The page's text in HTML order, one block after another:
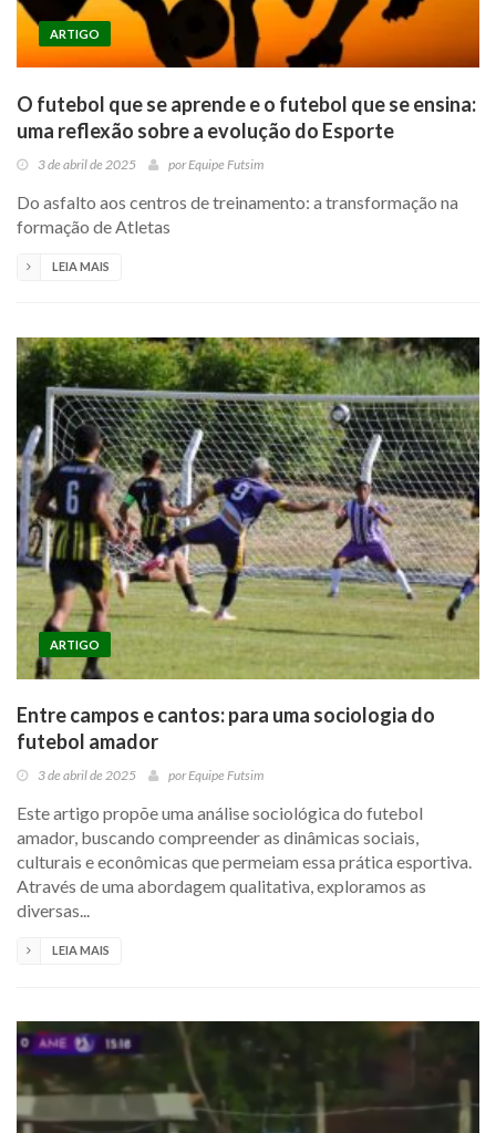
ARTIGO
O futebol que se aprende e o futebol que se ensina:
uma reflexão sobre a evolução do Esporte
3 de abril de 2025 por Equipe Futsim
Do asfalto aos centros de treinamento: a transformação na
formação de Atletas
LEIA MAIS
ARTIGO
Entre campos e cantos: para uma sociologia do
futebol amador
3 de abril de 2025 porEquipe Futsim
Este artigo propõe uma análise sociológica do futebol
amador, buscando compreender as dinâmicas sociais,
culturais e econômicas que permeiam essa prática esportiva.
Através de uma abordagem qualitativa, exploramos as
diversas...
LEIA MAIS